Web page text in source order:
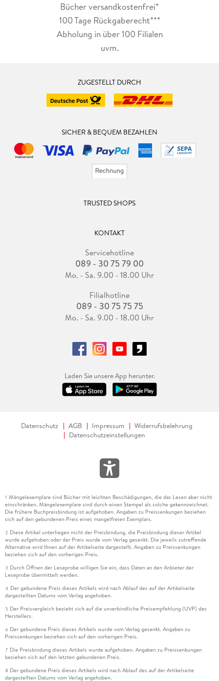
Bücher versandkostenfrei*
100 Tage Rückgaberecht***
Abholung in über 100 Filialen
uvm.
ZUGESTELLT DURCH
SICHER & BEQUEM BEZAHLEN
TRUSTED SHOPS
KONTAKT
Servicehotline
089 - 30 75 79 00
Mo. - Sa. 9.00 - 18.00 Uhr
Filialhotline
089 - 30 75 75 75
Mo. - Sa. 9.00 - 18.00 Uhr
Laden Sie unsere App herunter.
Datenschutz AGB Impressum
Widerrufsbelehrung
Datenschutzeinstellungen
1 Mängelexemplare sind Bücher mit leichten Beschädigungen, die das Lesen aber nicht
einschränken. Mängelexemplare sind durch einen Stempel als solche gekennzeichnet.
Die frühere Buchpreisbindung ist aufgehoben. Angaben zu Preissenkungen beziehen
sich auf den gebundenen Preis eines mangelfreien Exemplars.
2 Diese Artikel unterliegen nicht der Preisbindung, die Preisbindung dieser Artikel
wurde aufgehoben oder der Preis wurde vom Verlag gesenkt. Die jeweils zutreffende
Alternative wird Ihnen auf der Artikelseite dargestellt. Angaben zu Preissenkungen
beziehen sich auf den vorherigen Preis.
3 Durch Öffnen der Leseprobe willigen Sie ein, dass Daten an den Anbieter der
Leseprobe übermittelt werden.
4 Der gebundene Preis dieses Artikels wird nach Ablauf des auf der Artikelseite
dargestellten Datums vom Verlag angehoben.
5 Der Preisvergleich bezieht sich auf die unverbindliche Preisempfehlung (UVP) des
Herstellers.
6 Der gebundene Preis dieses Artikels wurde vom Verlag gesenkt. Angaben zu
Preissenkungen beziehen sich auf den vorherigen Preis.
7 Die Preisbindung dieses Artikels wurde aufgehoben. Angaben zu Preissenkungen
beziehen sich auf den letzten gebundenen Preis.
8 Der gebundene Preis dieses Artikels wird nach Ablauf des auf der Artikelseite
dargestellten Datums vom Verlag angehoben.